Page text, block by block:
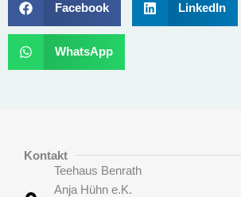
Facebook LinkedIn
WhatsApp
Kontakt
Teehaus Benrath
Anja Hühn e.K.